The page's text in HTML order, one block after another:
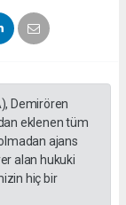
Demirören
eklenen tüm
ajans
alan hukuki
hiç bir